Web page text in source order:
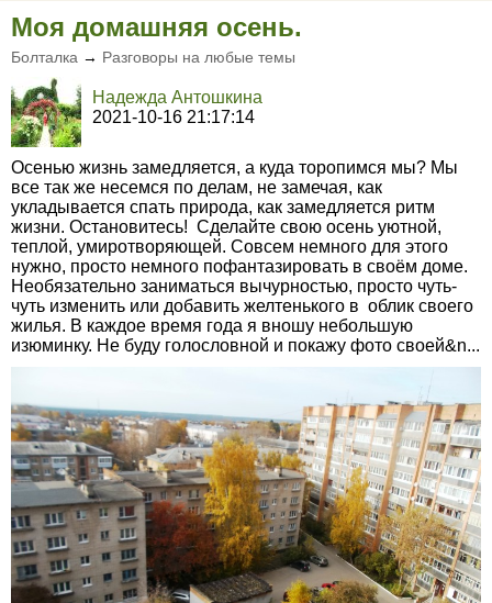
Моя домашняя осень.
Болталка → Разговоры на любые темы
Надежда Антошкина
2021-10-16 21:17:14
Осенью жизнь замедляется, а куда торопимся мы? Мы
все так же несемся по делам, не замечая, как
укладывается спать природа, как замедляется ритм
жизни. Остановитесь! Сделайте свою осень уютной,
теплой, умиротворяющей. Совсем немного для этого
нужно, просто немного пофантазировать в своём доме.
Необязательно заниматься вычурностью, просто чуть-
чуть изменить или добавить желтенького в облик своего
жилья. В каждое время года я вношу небольшую
изюминку. Не буду голословной и покажу фото своей&n...